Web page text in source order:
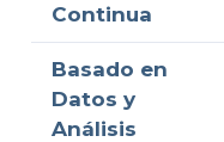
Continua
Basado en
Datos y
Análisis